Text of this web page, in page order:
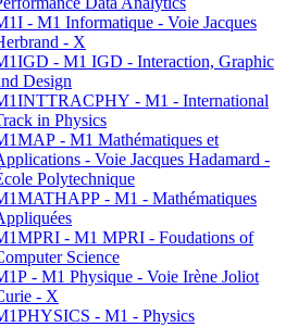
- M1 Informatique - Voie Jacques
- X
- M1 IGD - Interaction, Graphic
Design
- M1 - International
in Physics
- M1 Mathématiques et
- Voie Jacques Hadamard -
Polytechnique
- M1 - Mathématiques
- M1 MPRI - Foudations of
Science
- M1 Physique - Voie Irène Joliot
- X
- M1 - Physics